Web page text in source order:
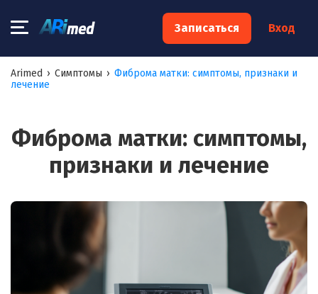
Записаться Вход
Arimed › Симптомы › Фиброма матки: симптомы, признаки и
лечение
Фиброма матки: симптомы,
признаки и лечение
×
Запишитесь на консультацию к
Ваш телефон:*
Я согласен на обработку моих персональных данных